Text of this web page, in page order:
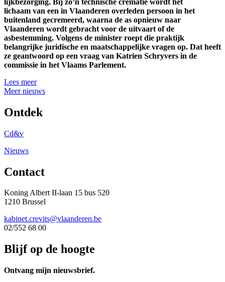
lichaam van een in Vlaanderen overleden persoon in het
buitenland gecremeerd, waarna de as opnieuw naar
Vlaanderen wordt gebracht voor de uitvaart of de
asbestemming. Volgens de minister roept die praktijk
belangrijke juridische en maatschappelijke vragen op. Dat heeft
ze geantwoord op een vraag van Katrien Schryvers in de
commissie in het Vlaams Parlement.
Lees meer
Meer nieuws
Ontdek
Cd&v
Nieuws
Contact
Koning Albert II-laan 15 bus 520
1210 Brussel
kabinet.crevits@vlaanderen.be
02/552 68 00
Blijf op de hoogte
Ontvang mijn nieuwsbrief.